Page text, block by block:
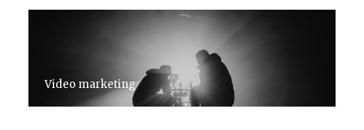
Video marketing